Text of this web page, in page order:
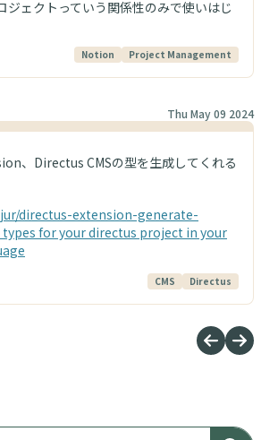
ジェクトっていう関係性のみで使いはじ
Notion Project Management
Thu May 09 2024
、Directus CMSの型を生成してくれる
directus-extension-generate-
types for your directus project in your
CMS Directus